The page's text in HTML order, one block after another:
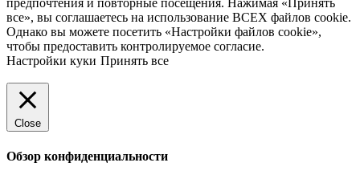
предпочтения и повторные посещения. Нажимая «Принять
все», вы соглашаетесь на использование ВСЕХ файлов cookie.
Однако вы можете посетить «Настройки файлов cookie»,
чтобы предоставить контролируемое согласие.
Настройки куки Принять все
Close
Обзор конфиденциальности